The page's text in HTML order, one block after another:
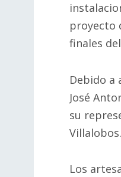
proyecto
finales
Debido a
José
su
Villalobos.
Los